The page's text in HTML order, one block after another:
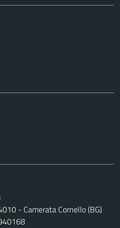
- Camerata Cornello (BG)